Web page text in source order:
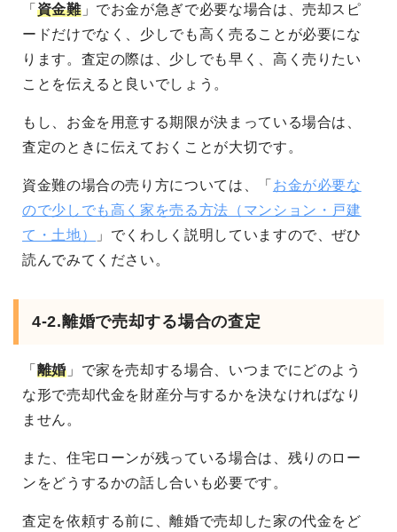
「 資金難」でお金が急ぎで必要な場合は、売却スピ
ードだけでなく、少しでも高く売ることが必要にな
ります。査定の際は、少しでも早く、高く売りたい
ことを伝えると良いでしょう。
もし、お金を用意する期限が決まっている場合は、
査定のときに伝えておくことが大切です。
資金難の場合の売り方については、「 お金が必要な
ので少しでも高く家を売る方法（マンション・戸建
て・土地）
」でくわしく説明していますので、ぜひ
読んでみてください。
4-2.離婚で売却する場合の査定
「 離婚」で家を売却する場合、いつまでにどのよう
な形で売却代金を財産分与するかを決なければなり
ません。
また、住宅ローンが残っている場合は、残りのロー
ンをどうするかの話し合いも必要です。
査定を依頼する前に、離婚で売却した家の代金をど